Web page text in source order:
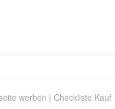
werben | Checkliste Kauf